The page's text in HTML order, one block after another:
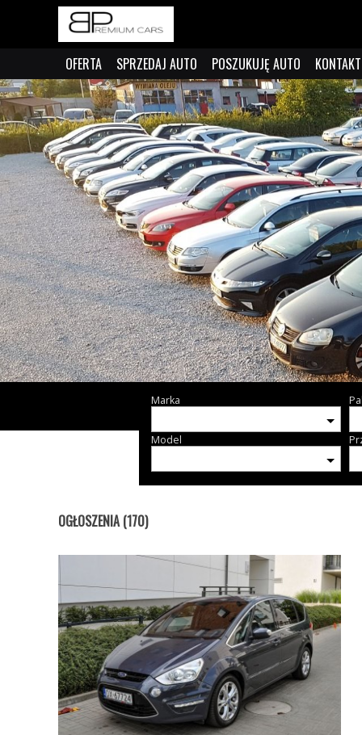
OFERTA SPRZEDAJ AUTO POSZUKUJĘ AUTO KONTAKT
Marka
Model
OGŁOSZENIA (170)